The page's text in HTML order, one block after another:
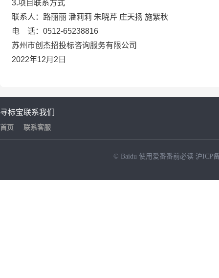
3.项目联系方式
联系人：路丽丽 潘莉莉 朱晓芹 庄天扬 施紫秋
电 话：0512-65238816
苏州市创杰招投标咨询服务有限公司
2022年12月2日
寻标宝
首页
联系我们
联系客服
© Baidu 使用爱番番前必读 沪ICP